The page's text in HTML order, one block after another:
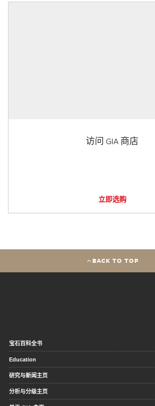
访问 GIA 商店
立即选购
BACK TO TOP
宝石百科全书
Education
研究与新闻主页
分析与分级主页